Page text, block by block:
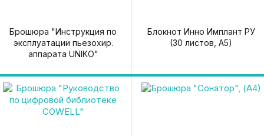
Брошюра "Инструкция по
эксплуатации пьезохир.
аппарата UNIKO"
Блокнот Инно Имплант РУ
(30 листов, А5)